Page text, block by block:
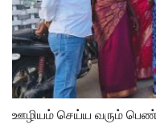
ஊழியம் செய்ய வரும்